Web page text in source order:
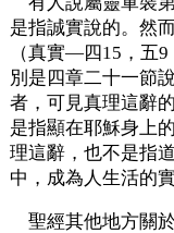
是指誠實說的。然
（真實—四15，五
別是四章二十一節
者，可見真理這辭
是指顯在耶穌身上
理這辭，也不是指
中，成為人生活的實
聖經其他地方關